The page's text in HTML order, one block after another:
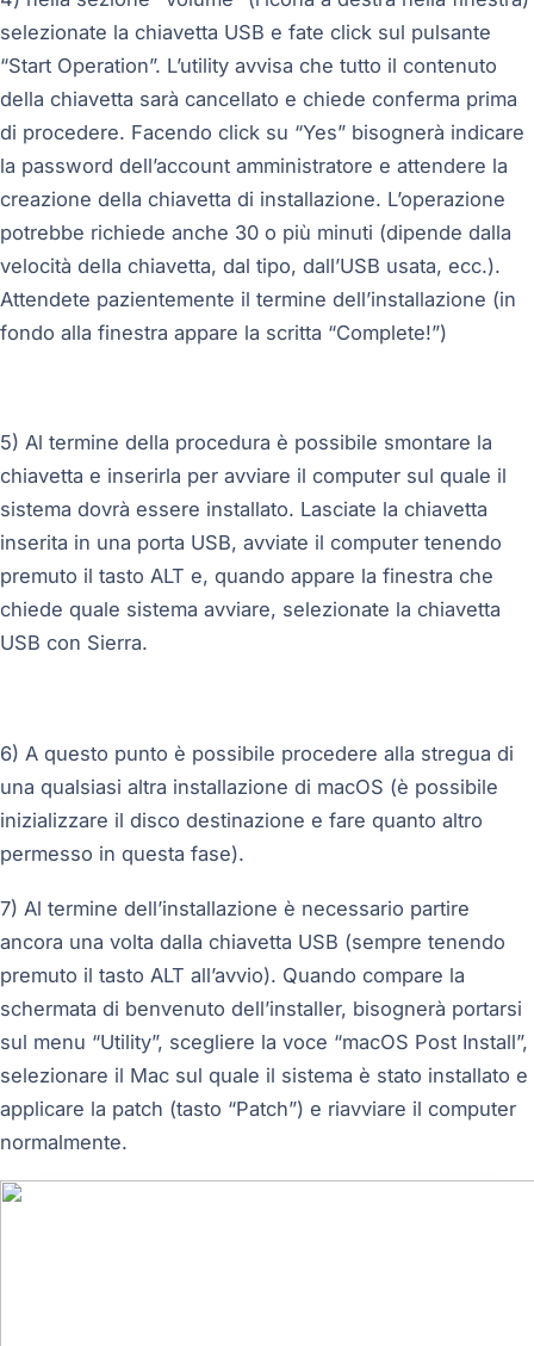
selezionate la chiavetta USB e fate click sul pulsante
“Start Operation”. L’utility avvisa che tutto il contenuto
della chiavetta sarà cancellato e chiede conferma prima
di procedere. Facendo click su “Yes” bisognerà indicare
la password dell’account amministratore e attendere la
creazione della chiavetta di installazione. L’operazione
potrebbe richiede anche 30 o più minuti (dipende dalla
velocità della chiavetta, dal tipo, dall’USB usata, ecc.).
Attendete pazientemente il termine dell’installazione (in
fondo alla finestra appare la scritta “Complete!”)
5) Al termine della procedura è possibile smontare la
chiavetta e inserirla per avviare il computer sul quale il
sistema dovrà essere installato. Lasciate la chiavetta
inserita in una porta USB, avviate il computer tenendo
premuto il tasto ALT e, quando appare la finestra che
chiede quale sistema avviare, selezionate la chiavetta
USB con Sierra.
6) A questo punto è possibile procedere alla stregua di
una qualsiasi altra installazione di macOS (è possibile
inizializzare il disco destinazione e fare quanto altro
permesso in questa fase).
7) Al termine dell’installazione è necessario partire
ancora una volta dalla chiavetta USB (sempre tenendo
premuto il tasto ALT all’avvio). Quando compare la
schermata di benvenuto dell’installer, bisognerà portarsi
sul menu “Utility”, scegliere la voce “macOS Post Install”,
selezionare il Mac sul quale il sistema è stato installato e
applicare la patch (tasto “Patch”) e riavviare il computer
normalmente.